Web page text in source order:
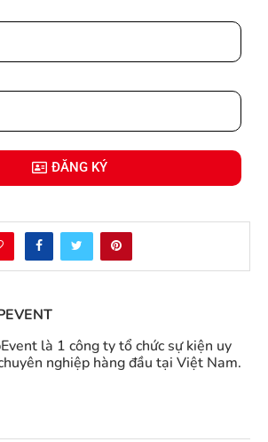
ĐĂNG KÝ
là 1 công ty tổ chức sự kiện uy
nghiệp hàng đầu tại Việt Nam.